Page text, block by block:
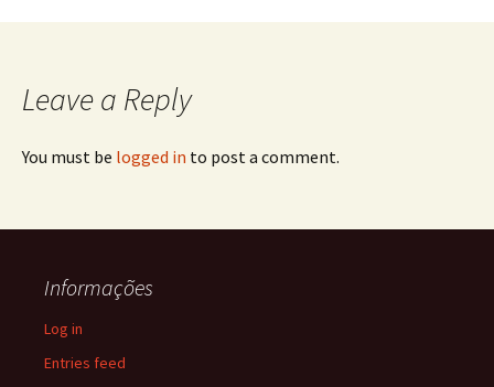
navigation
Leave a Reply
You must be logged in to post a comment.
Informações
Log in
Entries feed